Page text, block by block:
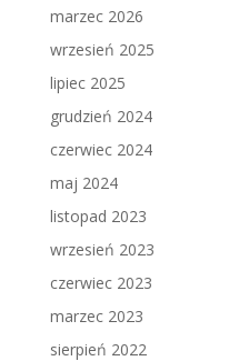
marzec 2026
wrzesień 2025
lipiec 2025
grudzień 2024
czerwiec 2024
maj 2024
listopad 2023
wrzesień 2023
czerwiec 2023
marzec 2023
sierpień 2022